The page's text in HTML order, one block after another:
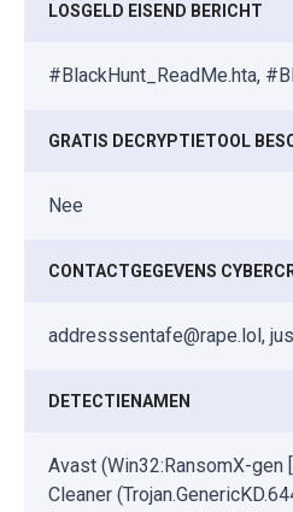
LOSGELD EISEND BERICHT
#BlackHunt_ReadMe.hta,
GRATIS DECRYPTIETOOL
Nee
CONTACTGEGEVENS
addresssentafe@rape.lol,
DETECTIENAMEN
Avast (Win32:RansomX-gen
Cleaner